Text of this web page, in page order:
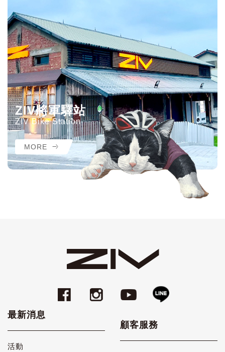
ZIV將軍驛站
ZIV Bike Station
MORE
最新消息
活動
顧客服務